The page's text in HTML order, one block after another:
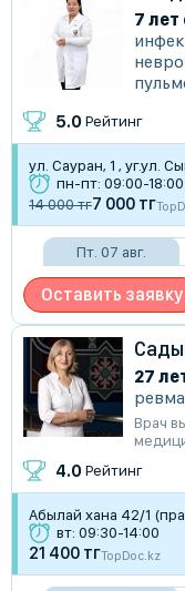
7
5.0 Рейтинг
ул. Сауран, 1 , уг.ул.
пн-пт: 09:00-18:00
14 000 тг7 000 тг
Пт. 07 авг.
Оставить заявку
27
Врач
4.0 Рейтинг
Абылай хана 42/1
вт: 09:30-14:00
21 400 тгTopDoc.kz